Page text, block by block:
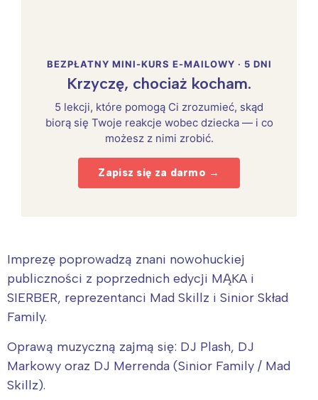
BEZPŁATNY MINI-KURS E-MAILOWY · 5 DNI
Krzyczę, chociaż kocham.
5 lekcji, które pomogą Ci zrozumieć, skąd
biorą się Twoje reakcje wobec dziecka — i co
możesz z nimi zrobić.
Zapisz się za darmo →
Imprezę poprowadzą znani nowohuckiej
publiczności z poprzednich edycji MĄKA i
SIERBER, reprezentanci Mad Skillz i Sinior Skład
Family.
Oprawą muzyczną zajmą się: DJ Plash, DJ
Markowy oraz DJ Merrenda (Sinior Family / Mad
Skillz).